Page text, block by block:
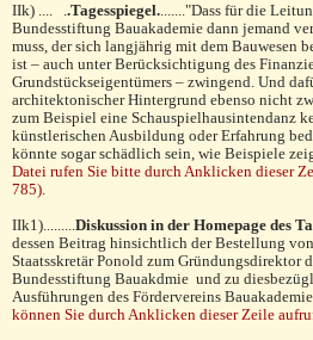
IIk) .... ..Tagesspiegel........"Dass für die
Bundesstiftung Bauakademie dann jemand
muss, der sich langjährig mit dem Bau­wesen
ist – auch unter Berücksich­tigung des
Grundstückseigentümers – zwingend. Und
architektonischer Hintergrund ebenso nicht
zum Beispiel eine Schauspiel­hausintendanz
künstlerischen Ausbildung oder Erfahrung
könnte sogar schädlich sein, wie Beispiele
Datei rufen Sie bitte durch Anklicken dieser
785).
IIk1).........Diskussion in der Homepage des
dessen Beitrag hinsichtlich der Bestellung
Staatsskretär Ponold zum Gründungsdirektor
Bundesstiftung Bauakdmie und zu
Ausführungen des Fördervereins
können Sie durch Anklicken dieser Zeile